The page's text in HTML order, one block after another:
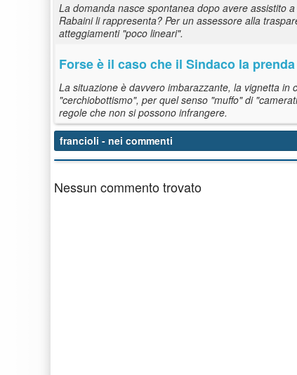
La domanda nasce spontanea dopo avere assistito
Rabaini li rappresenta? Per un assessore alla
atteggiamenti "poco lineari".
Forse è il caso che il Sindaco la
La situazione è davvero imbarazzante, la vignetta
"cerchiobottismo", per quel senso "muffo" di
regole che non si possono infrangere.
francioli - nei commenti
Nessun commento trovato